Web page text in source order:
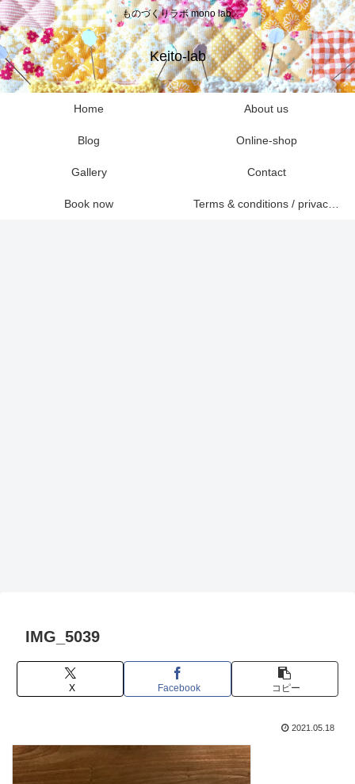
ものづくりラボ mono lab.
Keito-lab
Home About us
Blog Online-shop
Gallery Contact
Book now Terms & conditions / privacy policies
IMG_5039
X Facebook コピー
2021.05.18